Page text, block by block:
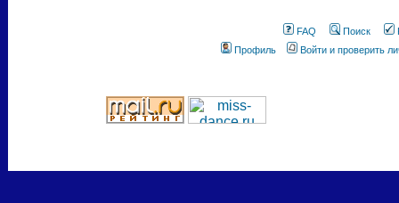
FAQ Поиск
Профиль
Войти и проверить